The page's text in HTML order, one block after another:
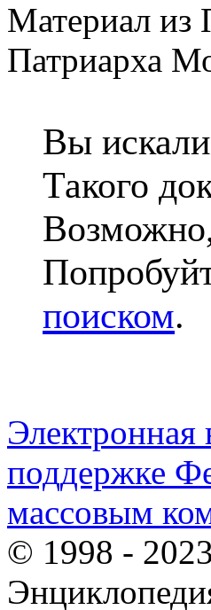
Материал из
Патриарха
Вы
Такого
поиском.
Электронная
поддержке
массовым
© 1998 -